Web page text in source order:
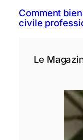
Comment
civile
Le